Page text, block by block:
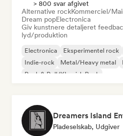
> 800 svar afgivet
Alternative rockKommerciel/
Dream popElectronica
Giv kunstnere detaljeret
lyd/produktion
Electronica Eksperimentel rock
Indie-rock
Metal/Heavy metal
Rock & Roll/Klassisk Rock
Dreamers Island
Pladeselskab, Udgiver